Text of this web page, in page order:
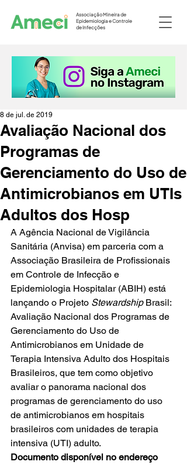
Associação Mineira de
Epidemiologia e Controle
de Infecções
Avaliação Nacional dos
Programas de
Gerenciamento do Uso de
Antimicrobianos em UTIs
Adultos dos Hosp
8 de jul. de 2019
A Agência Nacional de Vigilância
Sanitária (Anvisa) em parceria com a
Associação Brasileira de Profissionais
em Controle de Infecção e
Epidemiologia Hospitalar (ABIH) está
lançando o Projeto Stewardship Brasil:
Avaliação Nacional dos Programas de
Gerenciamento do Uso de
Antimicrobianos em Unidade de
Terapia Intensiva Adulto dos Hospitais
Brasileiros, que tem como objetivo
avaliar o panorama nacional dos
programas de gerenciamento do uso
de antimicrobianos em hospitais
brasileiros com unidades de terapia
intensiva (UTI) adulto.
Documento disponível no endereço